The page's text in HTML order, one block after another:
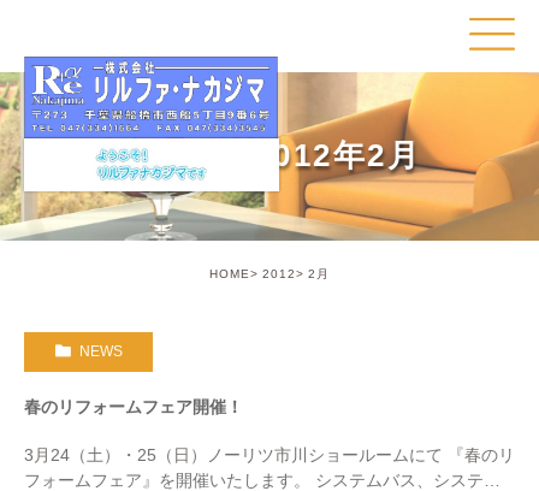
Month: 2012年2月
HOME 2012 2月
NEWS
春のリフォームフェア開催！
3月24（土）・25（日）ノーリツ市川ショールームにて 『春のリ
フォームフェア』を開催いたします。 システムバス、システム